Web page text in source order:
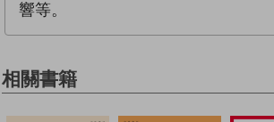
響等。
相關書籍